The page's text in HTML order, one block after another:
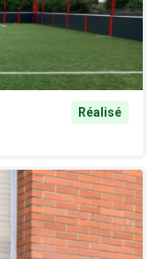
Réalisé